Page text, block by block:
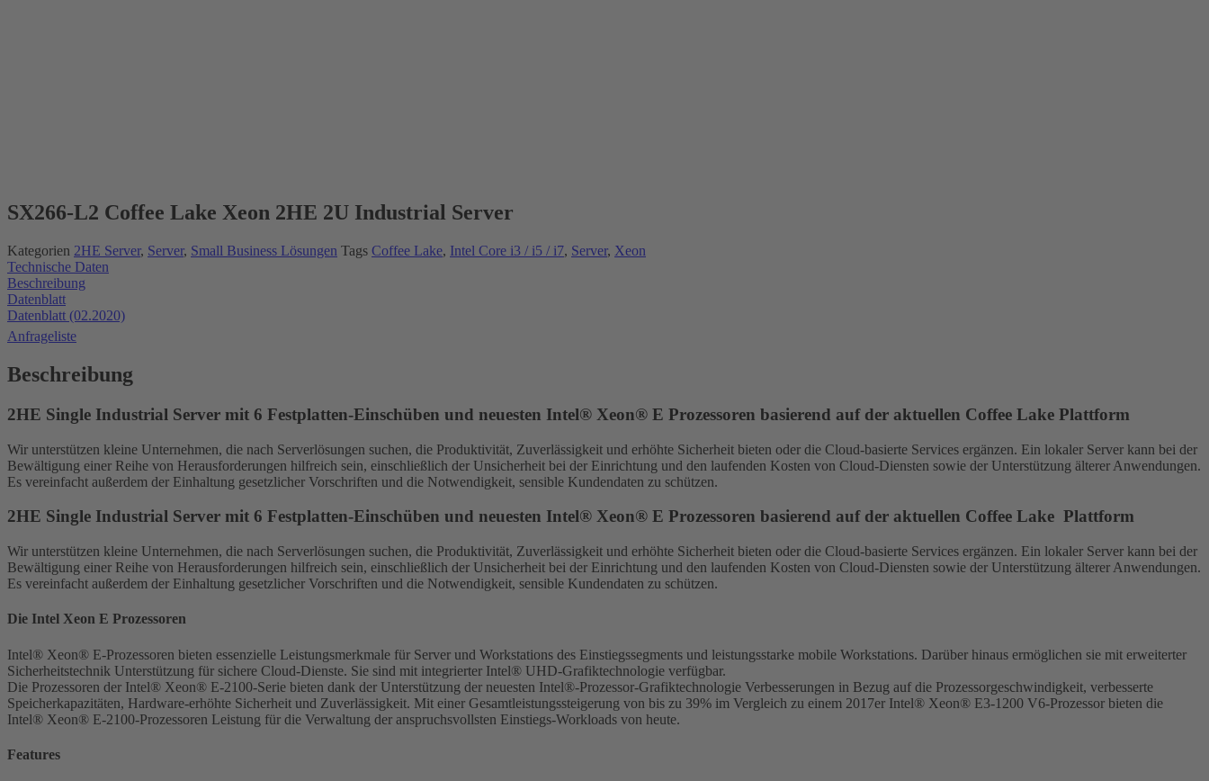
SX266-L2 Coffee Lake Xeon 2HE 2U Industrial Server
Kategorien 2HE Server, Server, Small Business Lösungen Tags Coffee Lake, Intel Core i3 / i5 / i7, Server, Xeon
Technische Daten
Beschreibung
Datenblatt
Datenblatt (02.2020)
Anfrageliste
Beschreibung
2HE Single Industrial Server mit 6 Festplatten-Einschüben und neuesten Intel® Xeon® E Prozessoren basierend auf der aktuellen Coffee Lake Plattform
Wir unterstützen kleine Unternehmen, die nach Serverlösungen suchen, die Produktivität, Zuverlässigkeit und erhöhte Sicherheit bieten oder die Cloud-basierte Services ergänzen. Ein lokaler Server kann bei der
Bewältigung einer Reihe von Herausforderungen hilfreich sein, einschließlich der Unsicherheit bei der Einrichtung und den laufenden Kosten von Cloud-Diensten sowie der Unterstützung älterer Anwendungen.
Es vereinfacht außerdem der Einhaltung gesetzlicher Vorschriften und die Notwendigkeit, sensible Kundendaten zu schützen.
2HE Single Industrial Server mit 6 Festplatten-Einschüben und neuesten Intel® Xeon® E Prozessoren basierend auf der aktuellen Coffee Lake Plattform
Wir unterstützen kleine Unternehmen, die nach Serverlösungen suchen, die Produktivität, Zuverlässigkeit und erhöhte Sicherheit bieten oder die Cloud-basierte Services ergänzen. Ein lokaler Server kann bei der
Bewältigung einer Reihe von Herausforderungen hilfreich sein, einschließlich der Unsicherheit bei der Einrichtung und den laufenden Kosten von Cloud-Diensten sowie der Unterstützung älterer Anwendungen.
Es vereinfacht außerdem der Einhaltung gesetzlicher Vorschriften und die Notwendigkeit, sensible Kundendaten zu schützen.
Die Intel Xeon E Prozessoren
Intel® Xeon® E-Prozessoren bieten essenzielle Leistungsmerkmale für Server und Workstations des Einstiegssegments und leistungsstarke mobile Workstations. Darüber hinaus ermöglichen sie mit erweiterter
Sicherheitstechnik Unterstützung für sichere Cloud-Dienste. Sie sind mit integrierter Intel® UHD-Grafiktechnologie verfügbar.
Die Prozessoren der Intel® Xeon® E-2100-Serie bieten dank der Unterstützung der neuesten Intel®-Prozessor-Grafiktechnologie Verbesserungen in Bezug auf die Prozessorgeschwindigkeit, verbesserte
Speicherkapazitäten, Hardware-erhöhte Sicherheit und Zuverlässigkeit. Mit einer Gesamtleistungssteigerung von bis zu 39% im Vergleich zu einem 2017er Intel® Xeon® E3-1200 V6-Prozessor bieten die
Intel® Xeon® E-2100-Prozessoren Leistung für die Verwaltung der anspruchsvollsten Einstiegs-Workloads von heute.
Features